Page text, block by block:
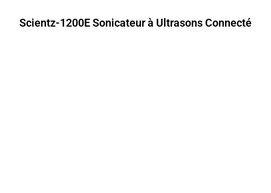
Scientz-1200E Sonicateur à Ultrasons Connecté